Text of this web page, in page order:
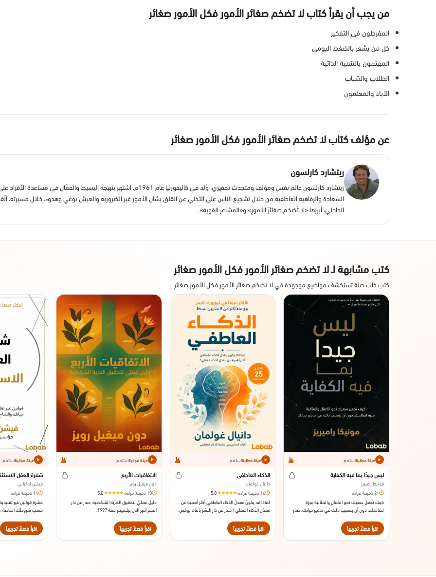
من يجب أن يقرأ كتاب لا تضخم صغائر الأمور فكل الأمور صغائر
المفرطون في التفكير
كل من يشعر بالضغط اليومي
المهتمون بالتنمية الذاتية
الطلاب والشباب
الآباء والمعلمون
عن مؤلف كتاب لا تضخم صغائر الأمور فكل الأمور صغائر
ريتشارد كارلسون
ريتشارد كارلسون عالم نفس ومؤلف ومتحدث تحفيزي، وُلد في كاليفورنيا عام 1961م. اشتهر
السعادة والرفاهية العاطفية من خلال تشجيع الناس على التخلي عن القلق بشأن الأمور غير الضرورية والعيش بوعي وهدوء. خلال مسيرته،
الداخلي، أبرزها «لا تُضخم صغائرَ الأمورِ» و«المشاعر القوية».
كتب مشابهة لـ لا تضخم صغائر الأمور فكل الأمور صغائر
كتب ذات صلة تستكشف مواضيع موجودة في لا تضخم صغائر الأمور فكل الأمور صغائر
عينة مجانيةاستمع
ليس جيدًا بما فيه الكفاية
مونيكا راميريز
21 دقيقة قراءة
كيف تجعلُ سعيَك نحو الكمال والمثالية مِيزة
لصالحك، دون أن يتسبب ذلك في تدمير حياتك. صدر
اقرأ فصلاً تجريبياً
عينة مجانيةاستمع
الذكاء العاطفي
دانيال غولمان
16 دقيقة قراءة
·
5.0
لماذا قد يكونُ معدلُ الذكاء العاطفي أكثرَ أهمية من
معدّل الذّكاء العقلي؟ صدر عن دار النشر بانتام بوكس،
اقرأ فصلاً تجريبياً
عينة مجانيةاستمع
الاتفاقيات الأربع
دون ميغيل رويز
10 دقيقة قراءة
·
5.0
دليلٌ عمليٌّ لتحقيق الحرية الشخصية. صدر عن دار
النشر أمبر آلان ببلشينغ سنة 1997.
اقرأ فصلاً تجريبياً
عينة مجانيةاستمع
شفرة العقل
فيشن لاكياني
14 دقيقة قراءة
عشرة قوانين غير
حسب شروطك الخاصة.
اقرأ فصلاً تجريبياً